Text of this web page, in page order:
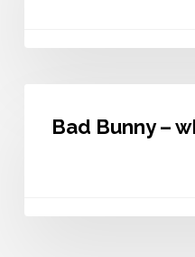
Bad Bunny –